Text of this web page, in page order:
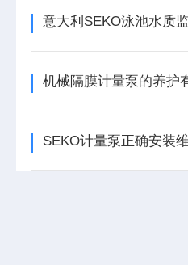
SEKO计量泵正确安装